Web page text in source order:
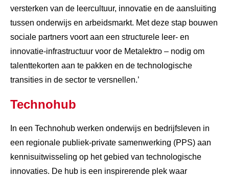
versterken van de leercultuur, innovatie en de aansluiting
tussen onderwijs en arbeidsmarkt. Met deze stap bouwen
sociale partners voort aan een structurele leer- en
innovatie-infrastructuur voor de Metalektro – nodig om
talenttekorten aan te pakken en de technologische
transities in de sector te versnellen.’
Technohub
In een Technohub werken onderwijs en bedrijfsleven in
een regionale publiek-private samenwerking (PPS) aan
kennisuitwisseling op het gebied van technologische
innovaties. De hub is een inspirerende plek waar